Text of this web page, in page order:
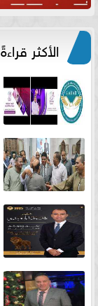
الأكثر قراءةً